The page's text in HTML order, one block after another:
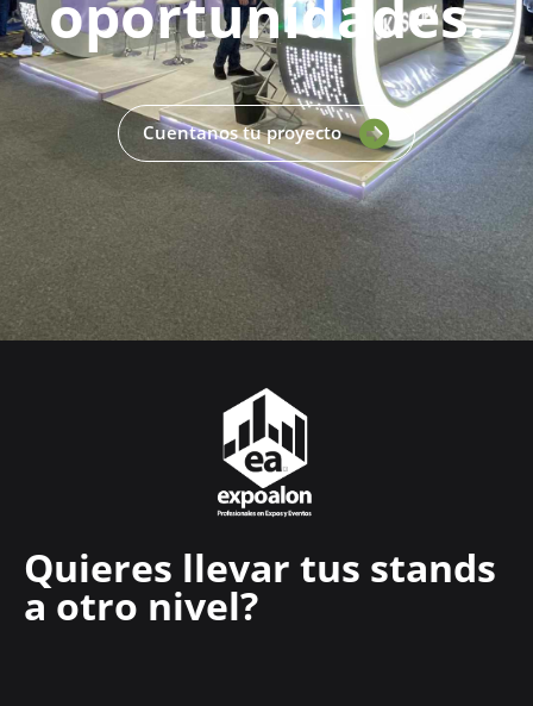
oportunidades.
Cuentanos tu proyecto
Quieres llevar tus stands
a otro nivel?